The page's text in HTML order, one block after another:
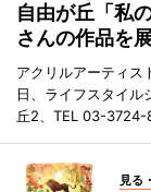
自由が丘「私
さんの作品を
アクリルアーティス
日、ライフスタイル
丘2、TEL 03-3724-
見る